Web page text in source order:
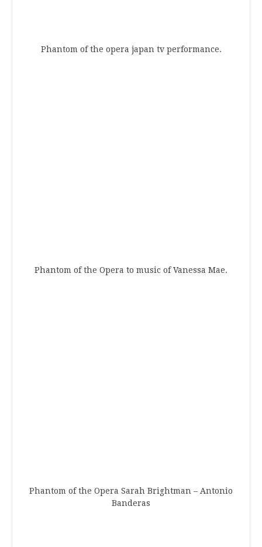
Phantom of the opera japan tv performance.
Phantom of the Opera to music of Vanessa Mae.
Phantom of the Opera Sarah Brightman – Antonio
Banderas